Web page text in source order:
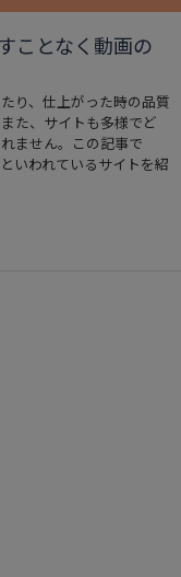
ことなく動画の
り、仕上がった時の品質
た、サイトも多様でど
ません。この記事で
いわれているサイトを紹